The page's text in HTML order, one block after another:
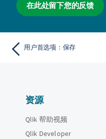
在此处留下您的反馈
用户首选项：保存
资源
Qlik 帮助视频
Qlik Developer